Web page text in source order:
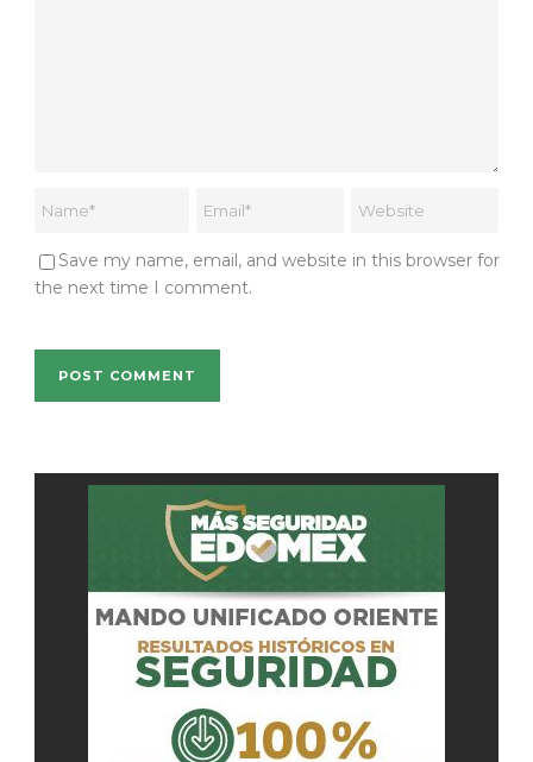
Save my name, email, and website in this browser for
the next time I comment.